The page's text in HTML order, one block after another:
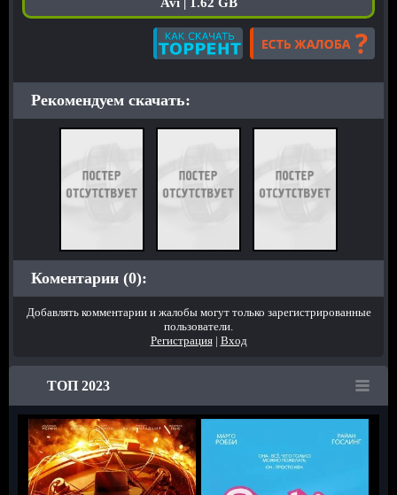
Рекомендуем скачать:
Коментарии (0):
Добавлять комментарии и жалобы могут только зарегистрированные
пользователи.
Регистрация| Вход
ТОП 2023